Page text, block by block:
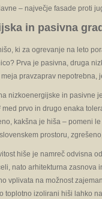
– največje fasade proti
in pasivna
ki za ogrevanje na leto
Prva je pasivna, druga
pravzaprav
nizkoenergijske in pasivne
med prvo in drugo enaka
kakšna je hiša – pomeni
prostoru,
hiše je namreč odvisna
nato arhitekturna zasnova
vplivata na možnost
toplotno izolirani hiši lahko